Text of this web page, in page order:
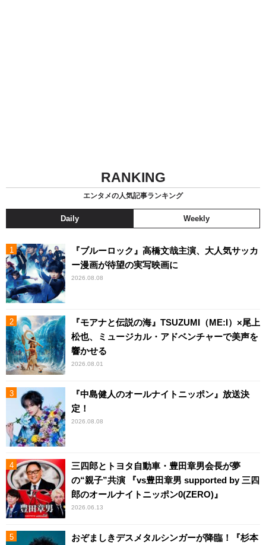
RANKING
エンタメの人気記事ランキング
Daily Weekly
『ブルーロック』高橋文哉主演、大人気サッカ
ー漫画が待望の実写映画に
2026.08.08
『モアナと伝説の海』TSUZUMI（ME:I）×尾上
松也、ミュージカル・アドベンチャーで美声を
響かせる
2026.08.01
『中島健人のオールナイトニッポン』放送決
定！
2026.08.08
三四郎とトヨタ自動車・豊田章男会長が夢
の“親子”共演 『vs豊田章男 supported by 三四
郎のオールナイトニッポン0(ZERO)』
2026.06.13
おぞましきデスメタルシンガーが降臨！『杉本